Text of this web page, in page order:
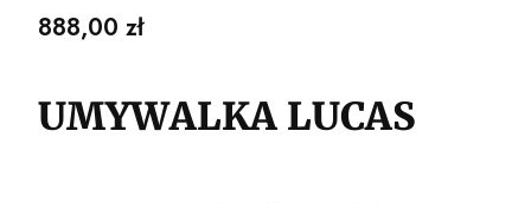
Cena
888,00 zł
UMYWALKA LUCAS